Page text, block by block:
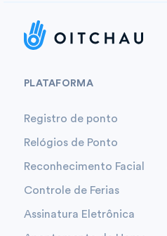
PLATAFORMA
Registro de ponto
Relógios de Ponto
Reconhecimento Facial
Controle de Ferias
Assinatura Eletrônica